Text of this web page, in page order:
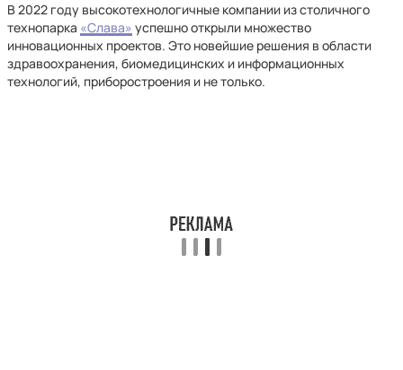
В 2022 году высокотехнологичные компании из столичного
технопарка «Слава» успешно открыли множество
инновационных проектов. Это новейшие решения в области
здравоохранения, биомедицинских и информационных
технологий, приборостроения и не только.